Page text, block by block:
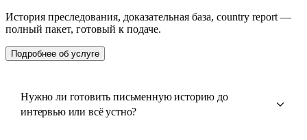
История преследования, доказательная база, country report —
полный пакет, готовый к подаче.
Подробнее об услуге
Нужно ли готовить письменную историю до
интервью или всё устно?